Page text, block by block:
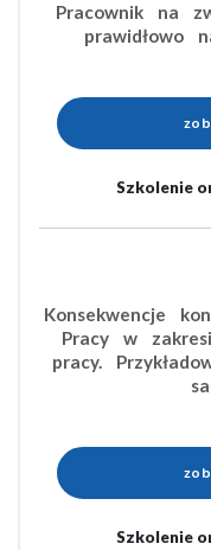
Pracownik na
prawidłowo
Szkolenie
Konsekwencje
Pracy w
pracy.
Szkolenie